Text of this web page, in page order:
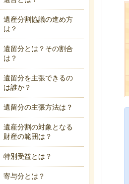
遺産分割協議の進め方
は？
遺留分とは？その割合
は？
遺留分を主張できるの
は誰か？
遺留分の主張方法は？
遺産分割の対象となる
財産の範囲は？
特別受益とは？
寄与分とは？